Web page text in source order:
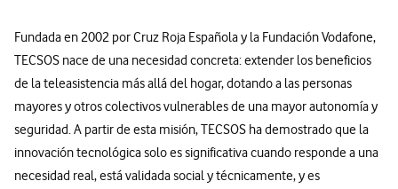
Fundada en 2002 por Cruz Roja Española y la Fundación Vodafone,
TECSOS nace de una necesidad concreta: extender los beneficios
de la teleasistencia más allá del hogar, dotando a las personas
mayores y otros colectivos vulnerables de una mayor autonomía y
seguridad. A partir de esta misión, TECSOS ha demostrado que la
innovación tecnológica solo es significativa cuando responde a una
necesidad real, está validada social y técnicamente, y es